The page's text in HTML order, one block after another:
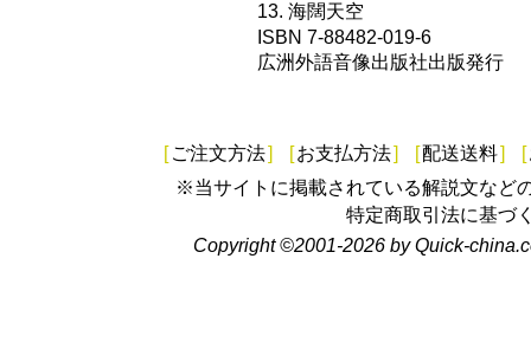
13. 海闊天空
ISBN 7-88482-019-6
広洲外語音像出版社出版発行
[ ご注文方法] [お支払方法] [配送送料] [
※当サイトに掲載されている解説文など
特定商取引法に基づ
Copyright ©2001-2026 by Quick-